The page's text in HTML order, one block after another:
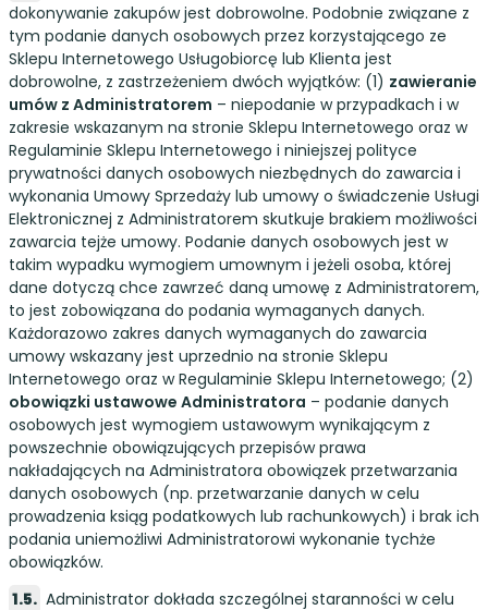
dokonywanie zakupów jest dobrowolne. Podobnie związane z
tym podanie danych osobowych przez korzystającego ze
Sklepu Internetowego Usługobiorcę lub Klienta jest
dobrowolne, z zastrzeżeniem dwóch wyjątków: (1) zawieranie
umów z Administratorem – niepodanie w przypadkach i w
zakresie wskazanym na stronie Sklepu Internetowego oraz w
Regulaminie Sklepu Internetowego i niniejszej polityce
prywatności danych osobowych niezbędnych do zawarcia i
wykonania Umowy Sprzedaży lub umowy o świadczenie Usługi
Elektronicznej z Administratorem skutkuje brakiem możliwości
zawarcia tejże umowy. Podanie danych osobowych jest w
takim wypadku wymogiem umownym i jeżeli osoba, której
dane dotyczą chce zawrzeć daną umowę z Administratorem,
to jest zobowiązana do podania wymaganych danych.
Każdorazowo zakres danych wymaganych do zawarcia
umowy wskazany jest uprzednio na stronie Sklepu
Internetowego oraz w Regulaminie Sklepu Internetowego; (2)
obowiązki ustawowe Administratora – podanie danych
osobowych jest wymogiem ustawowym wynikającym z
powszechnie obowiązujących przepisów prawa
nakładających na Administratora obowiązek przetwarzania
danych osobowych (np. przetwarzanie danych w celu
prowadzenia ksiąg podatkowych lub rachunkowych) i brak ich
podania uniemożliwi Administratorowi wykonanie tychże
obowiązków.
Administrator dokłada szczególnej staranności w celu